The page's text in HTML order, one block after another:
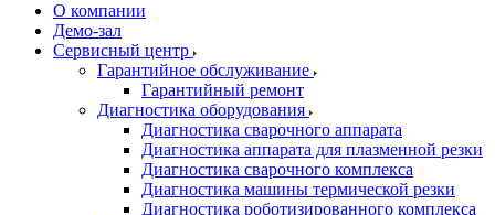
О компании
Демо-зал
Сервисный центр
Гарантийное обслуживание
Гарантийный ремонт
Диагностика оборудования
Диагностика сварочного аппарата
Диагностика аппарата для плазменной резки
Диагностика сварочного комплекса
Диагностика машины термической резки
Диагностика роботизированного комплекса